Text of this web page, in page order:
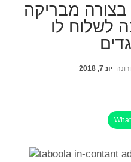
בצורה מבריקה
לשלוח לו
יונ 7, 2018